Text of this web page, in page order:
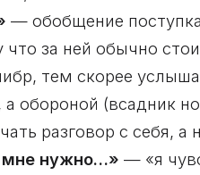
— обобщение
за ней обычно
тем скорее
обороной (всадник
разговор с себя,
мне нужно…» — «я